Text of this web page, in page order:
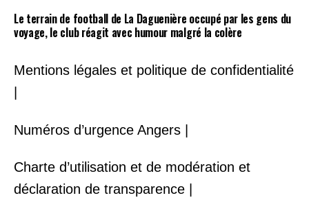
Le terrain de football de La Daguenière occupé par les gens du
voyage, le club réagit avec humour malgré la colère
Mentions légales et politique de confidentialité
Numéros d’urgence Angers |
Charte d’utilisation et de modération et
déclaration de transparence |